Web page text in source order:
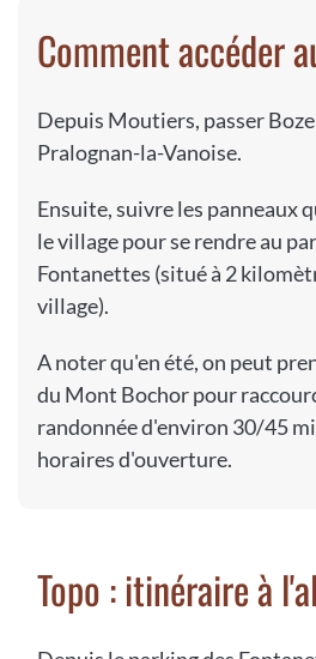
Comment accéder
Depuis Moutiers, passer
Pralognan-la-Vanoise.
Ensuite, suivre les panneaux
le village pour se rendre au
Fontanettes (situé à 2
village).
A noter qu'en été, on peut
du Mont Bochor pour
randonnée d'environ 30/45
horaires d'ouverture.
Topo : itinéraire à